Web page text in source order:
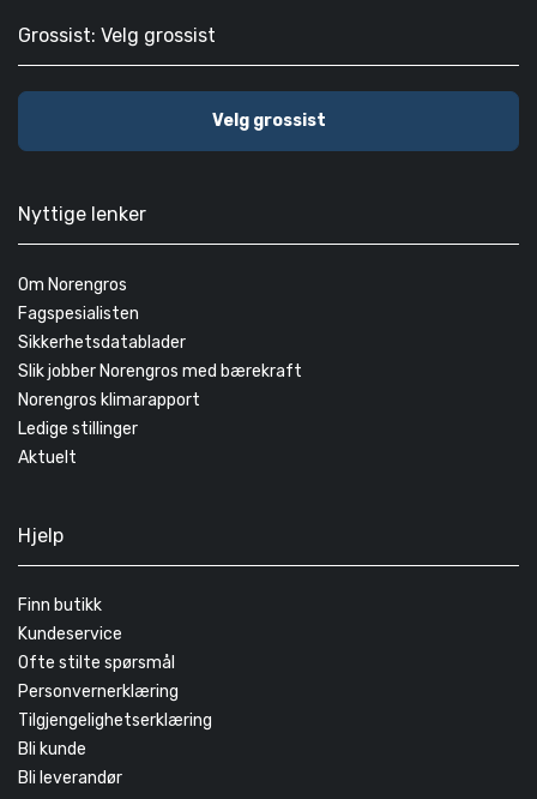
Grossist: Velg grossist
Velg grossist
Nyttige lenker
Om Norengros
Fagspesialisten
Sikkerhetsdatablader
Slik jobber Norengros med bærekraft
Norengros klimarapport
Ledige stillinger
Aktuelt
Hjelp
Finn butikk
Kundeservice
Ofte stilte spørsmål
Personvernerklæring
Tilgjengelighetserklæring
Bli kunde
Bli leverandør